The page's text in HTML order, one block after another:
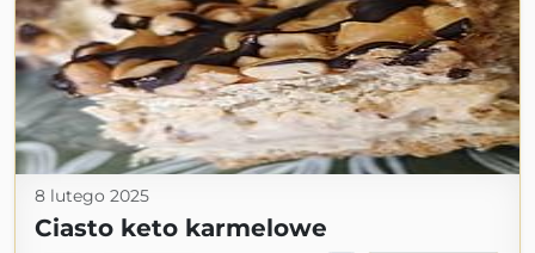
8 lutego 2025
Ciasto keto karmelowe